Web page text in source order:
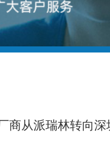
商从派瑞林转向